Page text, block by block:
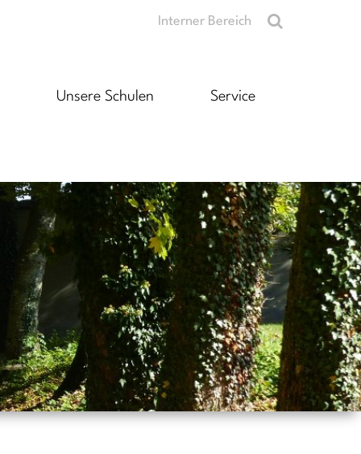
Interner Bereich
Unsere Schulen Service